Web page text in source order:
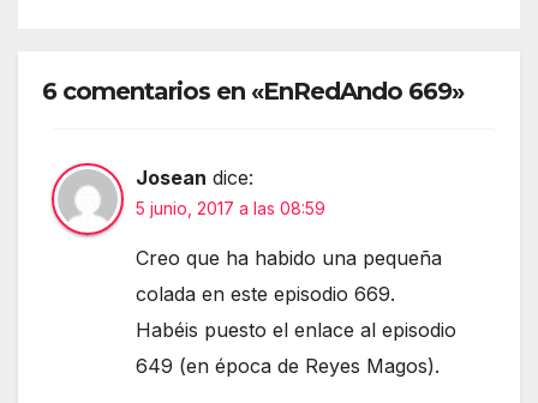
6 comentarios en «EnRedAndo 669»
Josean dice:
5 junio, 2017 a las 08:59
Creo que ha habido una pequeña
colada en este episodio 669.
Habéis puesto el enlace al episodio
649 (en época de Reyes Magos).